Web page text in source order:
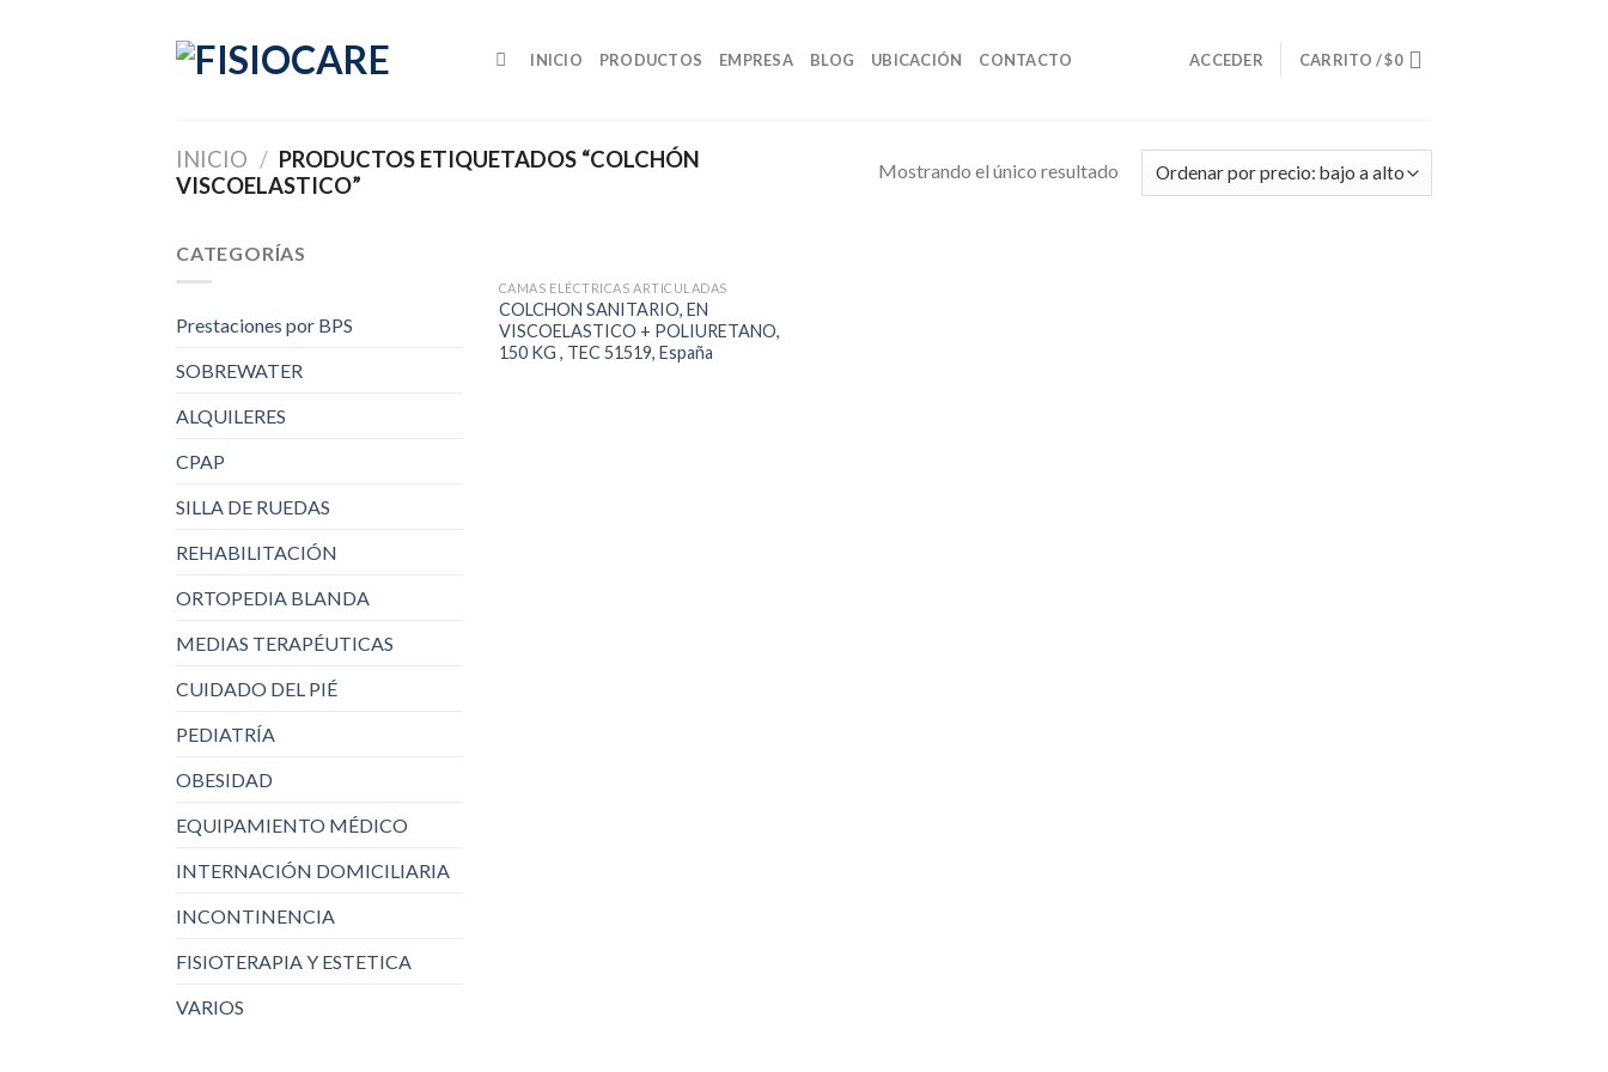
INICIO PRODUCTOS EMPRESA BLOG UBICACIÓN CONTACTO ACCEDER CARRITO /$0
INICIO / PRODUCTOS ETIQUETADOS “COLCHÓN
VISCOELASTICO”
Mostrando el único resultado
CATEGORÍAS
Prestaciones por BPS
SOBREWATER
ALQUILERES
CPAP
SILLA DE RUEDAS
REHABILITACIÓN
ORTOPEDIA BLANDA
MEDIAS TERAPÉUTICAS
CUIDADO DEL PIÉ
PEDIATRÍA
OBESIDAD
EQUIPAMIENTO MÉDICO
INTERNACIÓN DOMICILIARIA
INCONTINENCIA
FISIOTERAPIA Y ESTETICA
VARIOS
CAMAS ELÉCTRICAS ARTICULADAS
COLCHON SANITARIO, EN
VISCOELASTICO + POLIURETANO,
150 KG , TEC 51519, España